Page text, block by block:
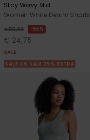
Stay Wavy Mid
Women White Denim Shorts
€ 55,00 55%
€ 24,75
SALE
SALE ON SALE 25% EXTRA